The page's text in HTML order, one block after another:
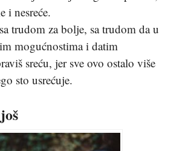
i nesreće.
trudom za bolje, sa trudom da u
mogućnostima i datim
sreću, jer sve ovo ostalo više
sto usrećuje.